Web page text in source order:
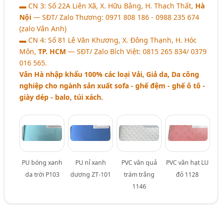
▬ CN 3: Số 22A Liên Xã, X. Hữu Bằng, H. Thạch Thất, Hà
Nội ― SĐT/ Zalo Thương: 0971 808 186 - 0988 235 674
(zalo Vân Anh)
▬ CN 4: Số 81 Lê Văn Khương, X. Đông Thạnh, H. Hóc
Môn,TP. HCM ― SĐT/ Zalo Bích Việt: 0815 265 834/ 0379
016 565.
Vân Hà nhập khẩu 100% các loại Vải, Giả da, Da công
nghiệp cho ngành sản xuất sofa - ghế đệm - ghế ô tô -
giày dép - balo, túi xách.
PU bóng xanh
da trời P103
PU nỉ xanh
dương ZT-101
PVC vân quả
trám trắng
1146
PVC vân hạt LU
đỏ 1128